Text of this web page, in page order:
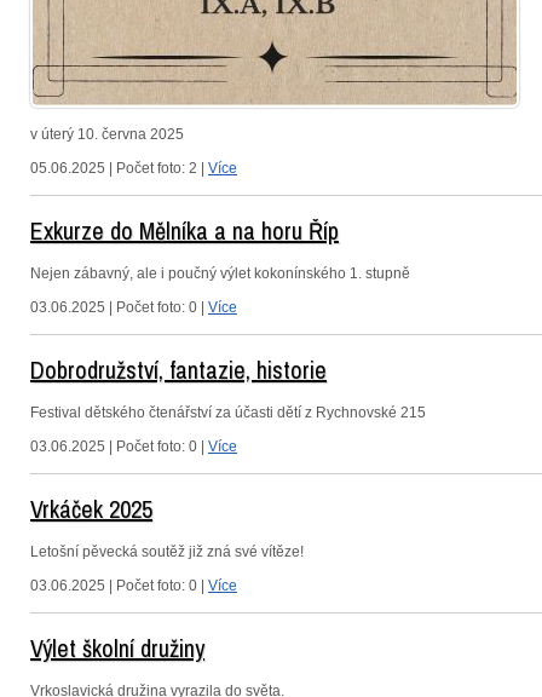
v úterý 10. června 2025
05.06.2025 | Počet foto: 2 | Více
Exkurze do Mělníka a na horu Říp
Nejen zábavný, ale i poučný výlet kokonínského 1. stupně
03.06.2025 | Počet foto: 0 | Více
Dobrodružství, fantazie, historie
Festival dětského čtenářství za účasti dětí z Rychnovské 215
03.06.2025 | Počet foto: 0 | Více
Vrkáček 2025
Letošní pěvecká soutěž již zná své vítěze!
03.06.2025 | Počet foto: 0 | Více
Výlet školní družiny
Vrkoslavická družina vyrazila do světa.